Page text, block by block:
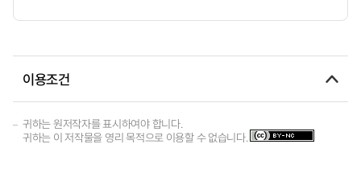
이용조건
귀하는 원저작자를 표시하여야 합니다.
귀하는 이 저작물을 영리 목적으로 이용할 수 없습니다.